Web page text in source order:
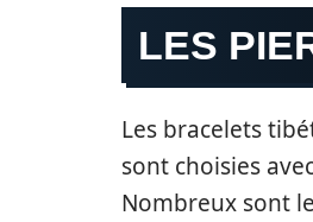
LES
Les bracelets
sont choisies
Nombreux sont